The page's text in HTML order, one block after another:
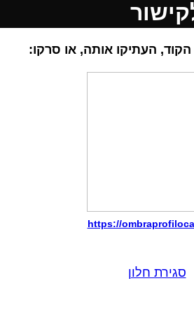
העתיקו אותה, או סרקו:
https://
סגירת חלון